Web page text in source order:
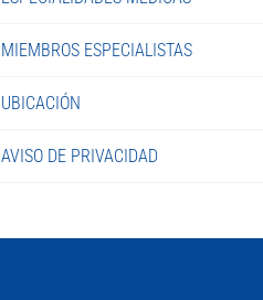
MIEMBROS ESPECIALISTAS
UBICACIÓN
AVISO DE PRIVACIDAD